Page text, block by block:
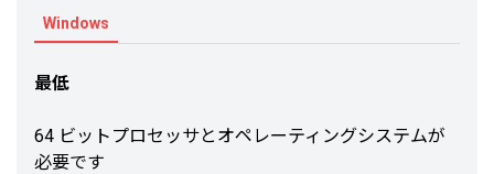
Windows
最低
64 ビットプロセッサとオペレーティングシステムが
必要です